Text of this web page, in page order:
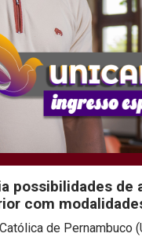
possibilidades de
com
de Pernambuco